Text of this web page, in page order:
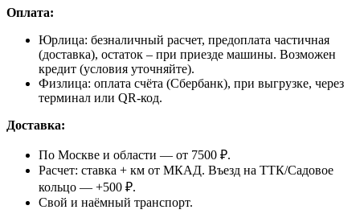
Оплата:
Юрлица: безналичный расчет, предоплата частичная
(доставка), остаток – при приезде машины. Возможен
кредит (условия уточняйте).
Физлица: оплата счёта (Сбербанк), при выгрузке, через
терминал или QR-код.
Доставка:
По Москве и области — от 7500 ₽.
Расчет: ставка + км от МКАД. Въезд на ТТК/Садовое
кольцо — +500 ₽.
Свой и наёмный транспорт.